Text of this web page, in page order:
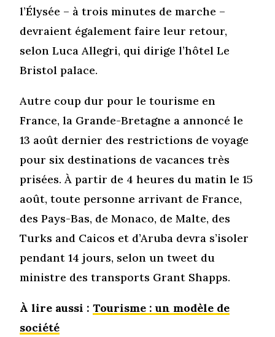
l’Élysée – à trois minutes de marche –
devraient également faire leur retour,
selon Luca Allegri, qui dirige l’hôtel Le
Bristol palace.
Autre coup dur pour le tourisme en
France, la Grande-Bretagne a annoncé le
13 août dernier des restrictions de voyage
pour six destinations de vacances très
prisées. À partir de 4 heures du matin le 15
août, toute personne arrivant de France,
des Pays-Bas, de Monaco, de Malte, des
Turks and Caicos et d’Aruba devra s’isoler
pendant 14 jours, selon un tweet du
ministre des transports Grant Shapps.
À lire aussi :Tourisme : un modèle de
société